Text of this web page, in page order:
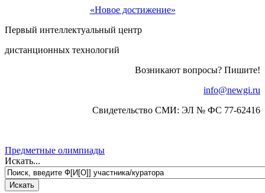
«Новое достижение»
Первый интеллектуальный центр
дистанционных технологий
Возникают вопросы? Пишите!
info@newgi.ru
Свидетельство СМИ: ЭЛ № ФС 77-62416
Предметные олимпиады
Искать...